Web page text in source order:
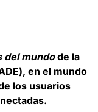
del mundode la
), en el mundo
los usuarios